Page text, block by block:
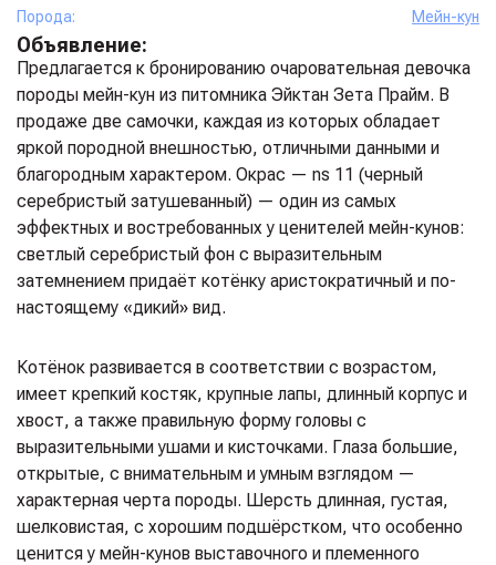
Порода:
Мейн-кун
Объявление:
Предлагается к бронированию очаровательная девочка
породы мейн-кун из питомника Эйктан Зета Прайм. В
продаже две самочки, каждая из которых обладает
яркой породной внешностью, отличными данными и
благородным характером. Окрас — ns 11 (черный
серебристый затушеванный) — один из самых
эффектных и востребованных у ценителей мейн-кунов:
светлый серебристый фон с выразительным
затемнением придаёт котёнку аристократичный и по-
настоящему «дикий» вид.
Котёнок развивается в соответствии с возрастом,
имеет крепкий костяк, крупные лапы, длинный корпус и
хвост, а также правильную форму головы с
выразительными ушами и кисточками. Глаза большие,
открытые, с внимательным и умным взглядом —
характерная черта породы. Шерсть длинная, густая,
шелковистая, с хорошим подшёрстком, что особенно
ценится у мейн-кунов выставочного и племенного